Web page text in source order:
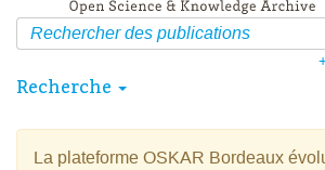
Recherche
La plateforme OSKAR Bordeaux